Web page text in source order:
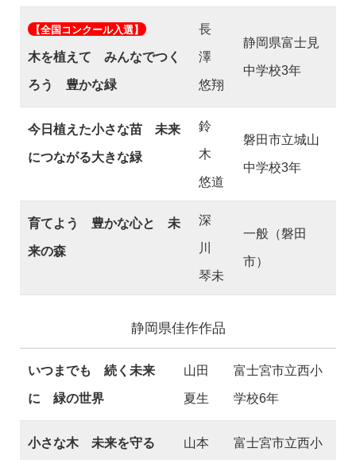
【全国コンクール入選】
木を植えて みんなでつく
ろう 豊かな緑
長
澤
悠翔
静岡県富士見
中学校3年
今日植えた小さな苗 未来
につながる大きな緑
鈴
木
悠道
磐田市立城山
中学校3年
育てよう 豊かな心と 未
来の森
深
川
琴未
一般（磐田
市）
静岡県佳作作品
いつまでも 続く未来
に 緑の世界
山田
夏生
富士宮市立西小
学校6年
小さな木 未来を守る 山本 富士宮市立西小